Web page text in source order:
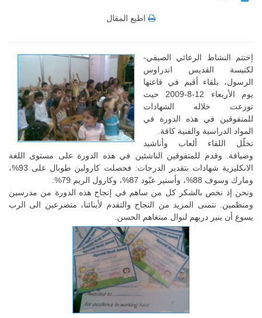
اطبع المقال
إختتم النشاط الرعائي الصيفي-
لكنيسة القديس اندراوس
الرسول، بلقاء أقيم في قاعتها
يوم الأربعاء 12-8-2009 حيث
توزعت خلاله الشهادات
للمتفوقين في هذه الدورة في
المواد الدراسية والفنية كافة.
تخلّل اللقاء ألعاب وأناشيد
وضيافة. وقدم للمتفوقين الناشئين في هذه الدورة على مستوى اللغة
الانكليزية شهادات بتقدير الدرجات: فحصلت كارولين طوبال على 93%،
ومارك وسوف 88%، وأستير عبّود 87%، وكارول الريم 79%.
ونحن إذ نخص بالشكر كل من ساهم في إنجاح هذه الدورة من مدرسين
ومنظمين. نتمنى المزيد من النجاح والتقدم لأبنائنا، متضرعين الى الرب
يسوع أن ينير دربهم لنوال مبتغاهم الحسن.